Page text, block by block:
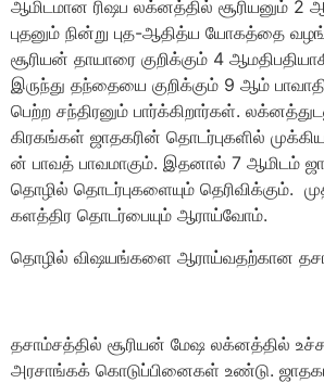
ஆமிடமான ரிஷப லக்னத்தில் சூரியனும் 2
புதனும் நின்று புத-ஆதித்ய யோகத்தை
சூரியன் தாயாரை குறிக்கும் 4
இருந்து தந்தையை குறிக்கும் 9 ஆம்
பெற்ற சந்திரனும் பார்க்கிறார்கள்.
கிரகங்கள் ஜாதகரின் தொடர்புகளில்
ன் பாவத் பாவமாகும். இதனால் 7 ஆமிடம்
தொழில் தொடர்புகளையும் தெரிவிக்கும்.
களத்திர தொடர்பையும் ஆராய்வோம்.
தொழில் விஷயங்களை ஆராய்வதற்கான
தசாம்சத்தில் சூரியன் மேஷ லக்னத்தில்
அரசாங்கக் கொடுப்பினைகள் உண்டு.